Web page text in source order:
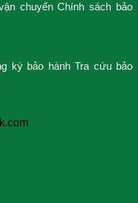
chuyểnChính sách bảo
ký bảo hành Tra cứu bảo